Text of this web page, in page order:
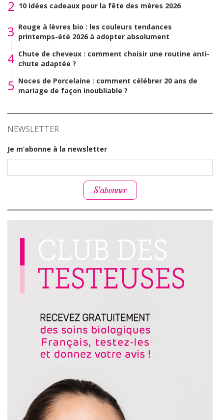
2 10 idées cadeaux pour la fête des mères 2026
3 Rouge à lèvres bio : les couleurs tendances
printemps-été 2026 à adopter absolument
4 Chute de cheveux : comment choisir une routine anti-
chute adaptée ?
5 Noces de Porcelaine : comment célébrer 20 ans de
mariage de façon inoubliable ?
NEWSLETTER
Je m’abonne à la newsletter
S’abonner